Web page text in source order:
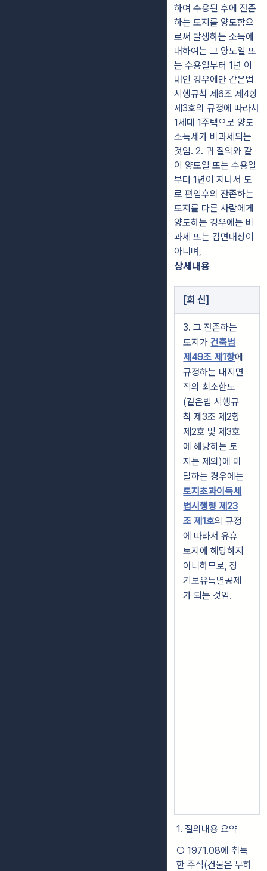
하여 수용된 후에 잔존
하는 토지를 양도함으
로써 발생하는 소득에
대하여는 그 양도일 또
는 수용일부터 1년 이
내인 경우에만 같은법
시행규칙 제6조 제4항
제3호의 규정에 따라서
1세대 1주택으로 양도
소득세가 비과세되는
것임. 2. 귀 질의와 같
이 양도일 또는 수용일
부터 1년이 지나서 도
로 편입후의 잔존하는
토지를 다른 사람에게
양도하는 경우에는 비
과세 또는 감면대상이
아니며,
상세내용
[회 신]
3. 그 잔존하는
토지가건축법
제49조 제1항에
규정하는 대지면
적의 최소한도
(같은법 시행규
칙 제3조 제2항
제2호 및 제3호
에 해당하는 토
지는 제외)에 미
달하는 경우에는
토지초과이득세
법시행령 제23
조 제1호의 규정
에 따라서 유휴
토지에 해당하지
아니하므로, 장
기보유특별공제
가 되는 것임.
1. 질의내용 요약
○ 1971.08에 취득
한 주식(건물은 무허